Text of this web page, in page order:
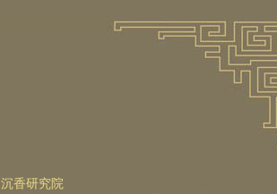
沉香研究院